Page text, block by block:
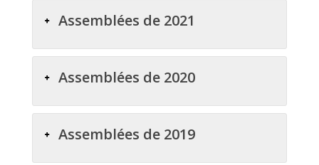
Assemblées de 2021
Assemblées de 2020
Assemblées de 2019